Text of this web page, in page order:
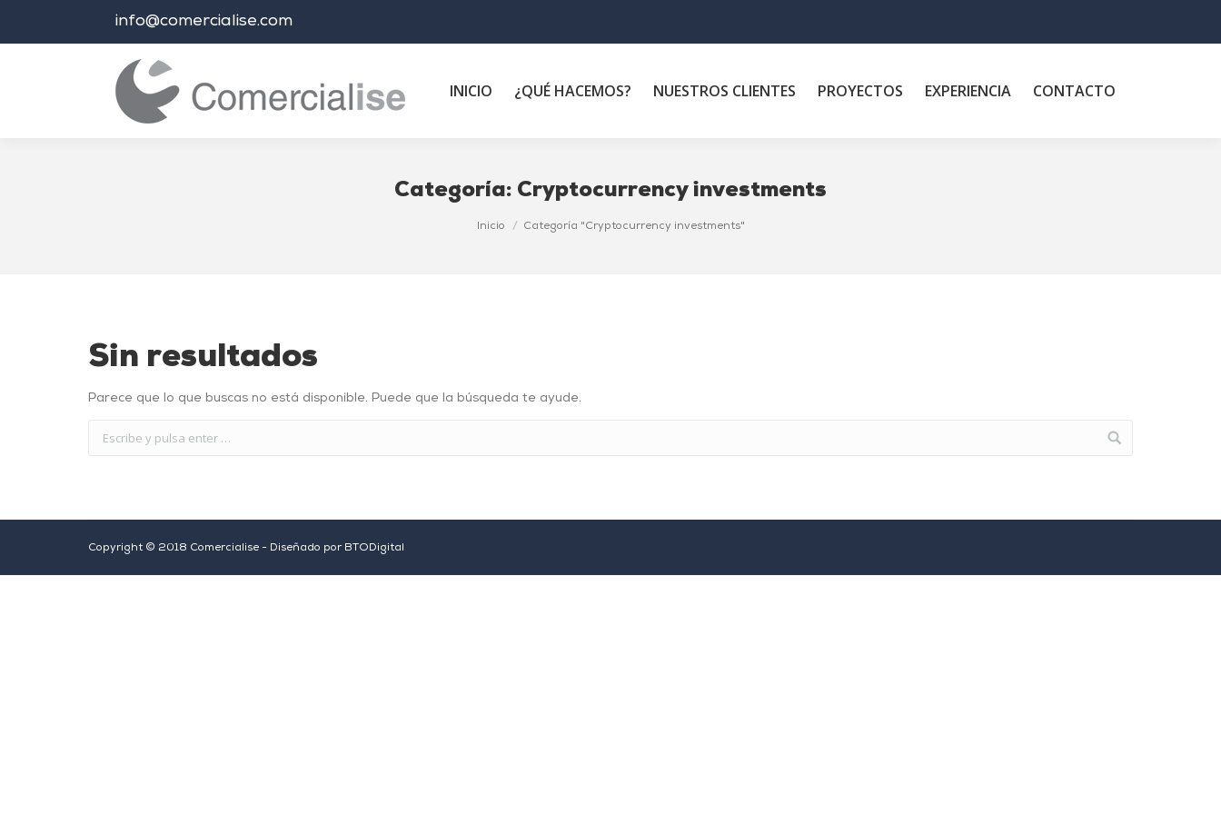
info@comercialise.com
INICIO ¿QUÉ HACEMOS? NUESTROS CLIENTES PROYECTOS EXPERIENCIA CONTACTO
Categoría: Cryptocurrency investments
Inicio Categoría "Cryptocurrency investments"
Sin resultados
Parece que lo que buscas no está disponible. Puede que la búsqueda te ayude.
Copyright © 2018 Comercialise - Diseñado por BTODigital